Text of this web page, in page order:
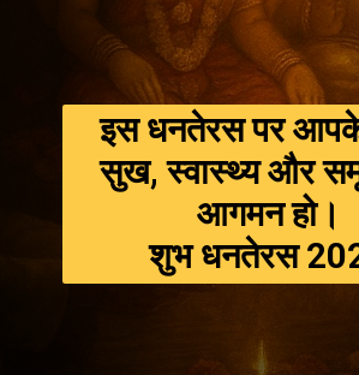
इस धनतेरस पर
सुख, स्वास्थ्य और
आगमन हो।
शुभ धनतेरस